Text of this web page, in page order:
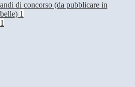
di concorso (da pubblicare in
1